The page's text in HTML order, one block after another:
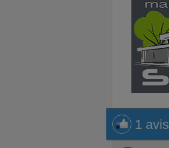
1 avis
1 avis